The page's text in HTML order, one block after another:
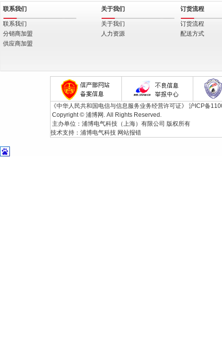
联系我们
联系我们
分销商加盟
供应商加盟
关于我们
关于我们
人力资源
订货流程
订货流程
配送方式
《中华人民共和国电信与信息服务业务经营许可证》 沪ICP备
Copyright © 浦博网. All Rights Reserved.
主办单位：浦博电气科技（上海）有限公司 版权所有
技术支持： 浦博电气科技 网站报错